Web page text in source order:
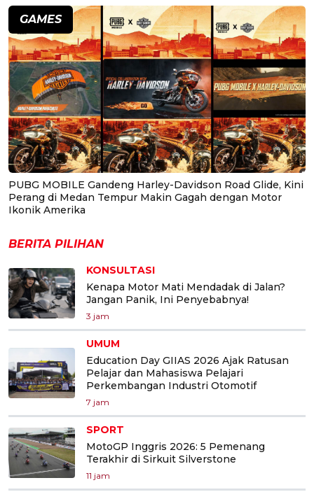
GAMES
PUBG MOBILE Gandeng Harley-Davidson Road Glide, Kini
Perang di Medan Tempur Makin Gagah dengan Motor
Ikonik Amerika
BERITA PILIHAN
KONSULTASI
Kenapa Motor Mati Mendadak di Jalan?
Jangan Panik, Ini Penyebabnya!
3 jam
UMUM
Education Day GIIAS 2026 Ajak Ratusan
Pelajar dan Mahasiswa Pelajari
Perkembangan Industri Otomotif
7 jam
SPORT
MotoGP Inggris 2026: 5 Pemenang
Terakhir di Sirkuit Silverstone
11 jam